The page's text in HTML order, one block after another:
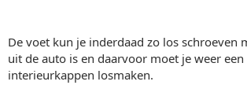
De voet kun je inderdaad zo los schroeven
uit de auto is en daarvoor moet je weer
interieurkappen losmaken.